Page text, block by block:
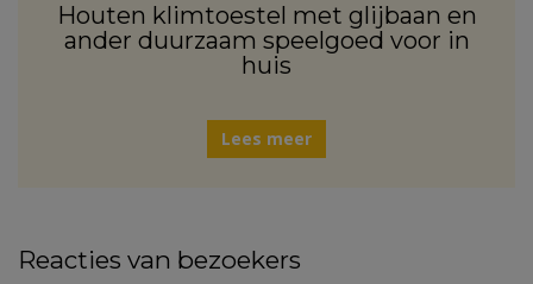
Houten klimtoestel met glijbaan en
ander duurzaam speelgoed voor in
huis
Lees meer
Reacties van bezoekers